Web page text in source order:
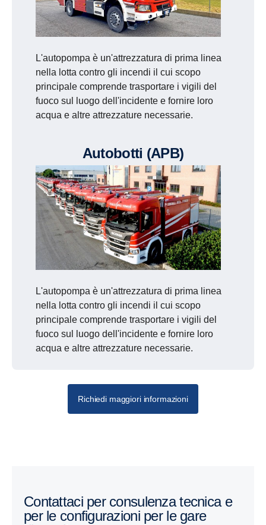
L'autopompa è un'attrezzatura di prima linea
nella lotta contro gli incendi il cui scopo
principale comprende trasportare i vigili del
fuoco sul luogo dell'incidente e fornire loro
acqua e altre attrezzature necessarie.
Autobotti (APB)
L'autopompa è un'attrezzatura di prima linea
nella lotta contro gli incendi il cui scopo
principale comprende trasportare i vigili del
fuoco sul luogo dell'incidente e fornire loro
acqua e altre attrezzature necessarie.
Autoscale
agevolano il lavoro degli allestitori anche nella
Scania mette a disposizione pacchetti di predisposizione
elettrica, interfacce CAN personalizzabili e soluzioni per il
Richiedi maggiori informazioni
Contattaci per consulenza tecnica e
per le configurazioni per le gare